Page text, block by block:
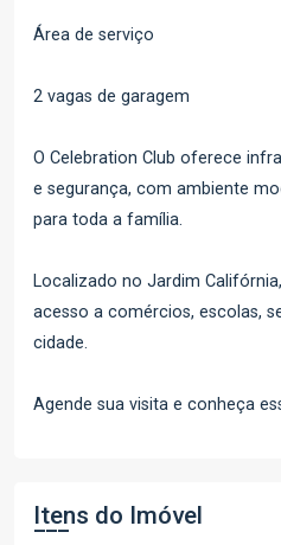
Área de serviço
2 vagas de garagem
O Celebration Club oferece
e segurança, com ambiente
para toda a família.
Localizado no Jardim
acesso a comércios, escolas,
cidade.
Agende sua visita e conheça
Itens do Imóvel